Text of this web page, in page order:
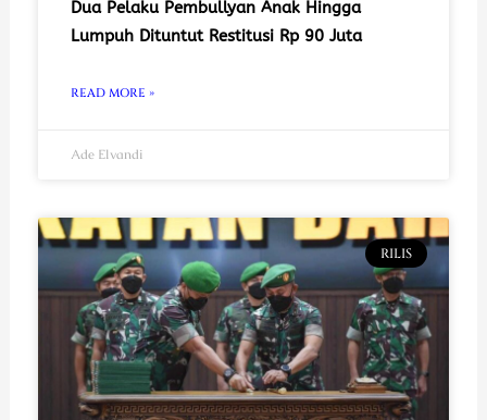
Dua Pelaku Pembullyan Anak Hingga
Lumpuh Dituntut Restitusi Rp 90 Juta
READ MORE »
Ade Elvandi
RILIS